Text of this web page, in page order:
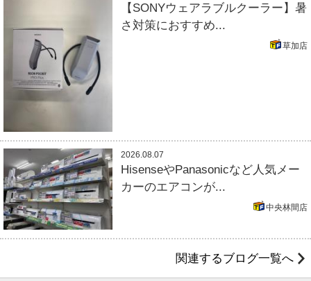
【SONYウェアラブルクーラー】暑
さ対策におすすめ...
草加店
2026.08.07
HisenseやPanasonicなど人気メー
カーのエアコンが...
中央林間店
関連するブログ一覧へ